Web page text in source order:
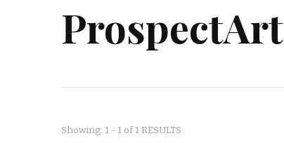
ProspectArt
Showing: 1 - 1 of 1 RESULTS